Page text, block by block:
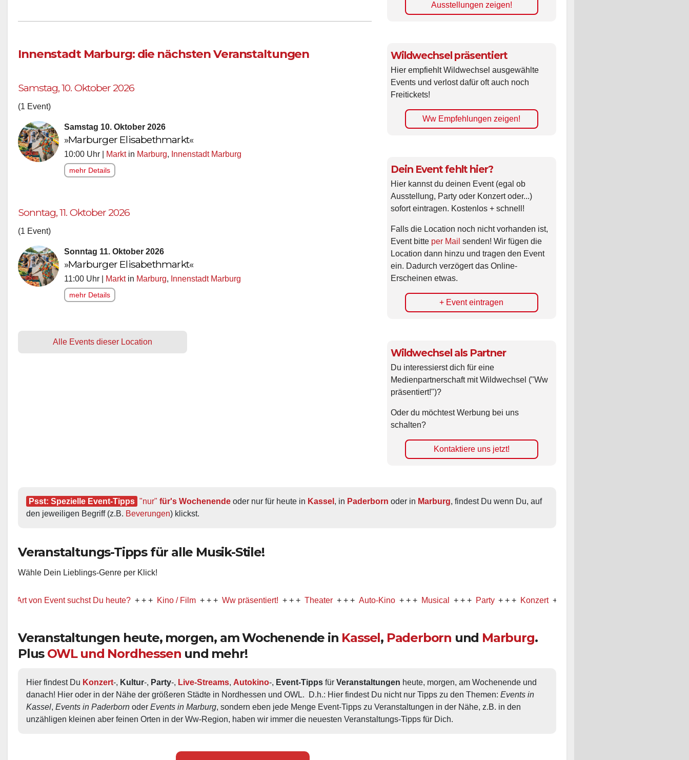
Innenstadt Marburg: die nächsten Veranstaltungen
Samstag, 10. Oktober 2026
(1 Event)
Samstag 10. Oktober 2026
»Marburger Elisabethmarkt«
10:00 Uhr | Marktin Marburg, Innenstadt Marburg
mehr Details
Sonntag, 11. Oktober 2026
(1 Event)
Sonntag 11. Oktober 2026
»Marburger Elisabethmarkt«
11:00 Uhr | Marktin Marburg, Innenstadt Marburg
mehr Details
Alle Events dieser Location
Ausstellungen zeigen!
Wildwechsel präsentiert
Hier empfiehlt Wildwechsel ausgewählte
Events und verlost dafür oft auch noch
Freitickets!
Ww Empfehlungen zeigen!
Dein Event fehlt hier?
Hier kannst du deinen Event (egal ob
Ausstellung, Party oder Konzert oder...)
sofort eintragen. Kostenlos + schnell!
Falls die Location noch nicht vorhanden ist,
Event bitte per Mail senden! Wir fügen die
Location dann hinzu und tragen den Event
ein. Dadurch verzögert das Online-
Erscheinen etwas.
+ Event eintragen
Wildwechsel als Partner
Du interessierst dich für eine
Medienpartnerschaft mit Wildwechsel ("Ww
präsentiert!")?
Oder du möchtest Werbung bei uns
schalten?
Kontaktiere uns jetzt!
Psst: Spezielle Event-Tipps "nur" für's Wochenende oder nur für heute in Kassel , in Paderborn oder in Marburg, findest Du wenn Du, auf
den jeweiligen Begriff (z.B. Beverungen) klickst.
Veranstaltungs-Tipps für alle Musik-Stile!
Wähle Dein Lieblings-Genre per Klick!
Event suchst Du heute? + + + Kino / Film + + + Ww präsentiert! + + + Theater + + + Auto-Kino + + + Musical + + + Party + + + Konzert + + + Comedy
Veranstaltungen heute, morgen, am Wochenende in Kassel, Paderborn und Marburg.
Plus OWL und Nordhessen und mehr!
Hier findest Du Konzert-, Kultur-, Party-, Live-Streams, Autokino-, Event-Tipps für Veranstaltungen heute, morgen, am Wochenende und
danach! Hier oder in der Nähe der größeren Städte in Nordhessen und OWL.  D.h.: Hier findest Du nicht nur Tipps zu den Themen: Events in
Kassel, Events in Paderborn oder Events in Marburg, sondern eben jede Menge Event-Tipps zu Veranstaltungen in der Nähe, z.B. in den
unzähligen kleinen aber feinen Orten in der Ww-Region, haben wir immer die neuesten Veranstaltungs-Tipps für Dich.